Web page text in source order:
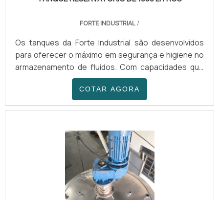
FORTE INDUSTRIAL /
Os tanques da Forte Industrial são desenvolvidos
para oferecer o máximo em segurança e higiene no
armazenamento de fluidos. Com capacidades que
variam de 50 L a 20.000 L, os equipamentos são
fabricados em Aço Inox (304, 316 ou 316L) ou aço
carbono, dependendo da compatibilidade química do
COTAR AGORA